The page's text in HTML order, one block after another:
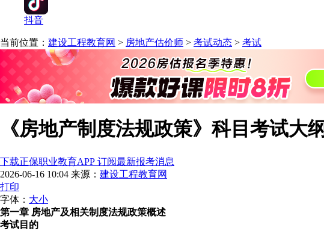
抖音
当前位置： 建设工程教育网 > 房地产估价师 > 考试动态 > 考试
《房地产制度法规政策》科目考试大
下载正保职业教育APP 订阅最新报考消息
2026-06-16 10:04 来源： 建设工程教育网
打印
字体： 大小
第一章 房地产及相关制度法规政策概述
考试目的